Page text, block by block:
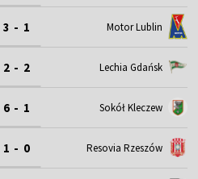
3 - 1 Motor Lublin
2 - 2 Lechia Gdańsk
6 - 1 Sokół Kleczew
1 - 0 Resovia Rzeszów